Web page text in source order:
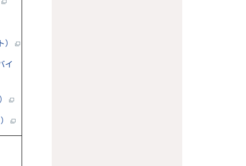
）
イ